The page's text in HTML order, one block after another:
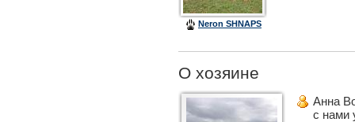
Neron SHNAPS
О хозяине
Анна
с нами